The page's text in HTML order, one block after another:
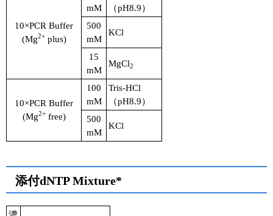
10×PCR Buffer
(Mg2+plus)
mM
（pH8.9）
500
mM
KCl
15
mM
MgCl2
10×PCR Buffer
(Mg2+free)
100
mM
Tris-HCl
（pH8.9）
500
mM
KCl
添付dNTP Mixture*